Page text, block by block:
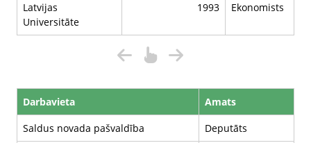
Latvijas
Universitāte
1993 Ekonomists
Darbavieta
Amats
Saldus novada pašvaldība
Deputāts